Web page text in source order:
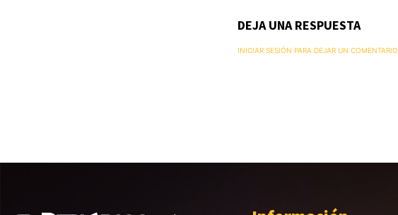
DEJA UNA RESPUESTA
INICIAR SESIÓN PARA DEJAR UN COMENTARIO